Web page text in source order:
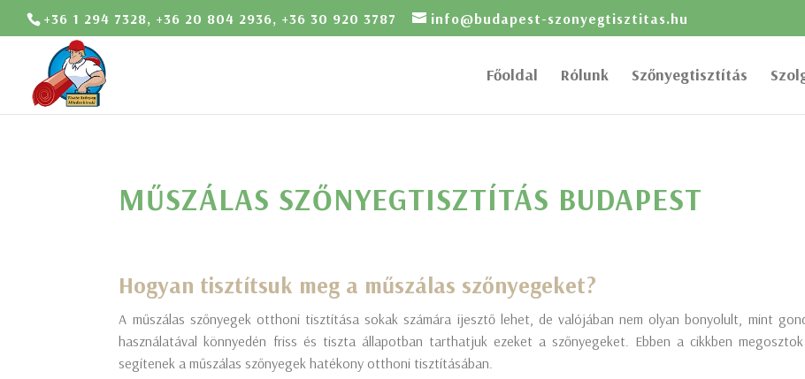
+36 1 294 7328, +36 20 804 2936, +36 30 920 3787 info@budapest-szonyegtisztitas.hu
Főoldal Rólunk Szőnyegtisztítás
MŰSZÁLAS SZŐNYEGTISZTÍTÁS BUDAPEST
Hogyan tisztítsuk meg a műszálas szőnyegeket?
A műszálas szőnyegek otthoni tisztítása sokak számára ijesztő lehet, de valójában nem olyan bonyolult, mint
használatával könnyedén friss és tiszta állapotban tarthatjuk ezeket a szőnyegeket. Ebben a cikkben
segítenek a műszálas szőnyegek hatékony otthoni tisztításában.